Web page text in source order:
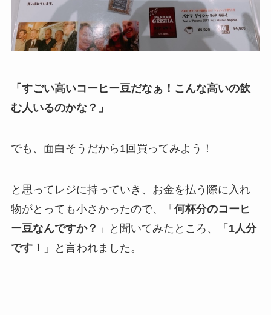
「すごい高いコーヒー豆だなぁ！こんな高いの飲
む人いるのかな？」
でも、面白そうだから1回買ってみよう！
と思ってレジに持っていき、お金を払う際に入れ
物がとっても小さかったので、「 何杯分のコーヒ
ー豆なんですか？ 」と聞いてみたところ、「 1人分
です！
」と言われました。